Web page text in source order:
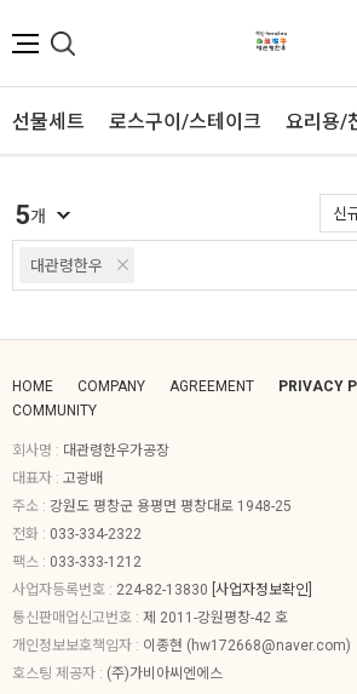
선물세트 로스구이/스테이크 요리용/
대관령한우
5개 신
HOME COMPANY AGREEMENT PRIVACY
COMMUNITY
회사명 : 대관령한우가공장
대표자 : 고광배
주소 : 강원도 평창군 용평면 평창대로 1948-25
전화 : 033-334-2322
팩스 : 033-333-1212
사업자등록번호 : 224-82-13830 [사업자정보확인]
통신판매업신고번호 : 제 2011-강원평창-42 호
개인정보보호책임자 : 이종현 ( hw172668@naver.com)
호스팅 제공자 : (주)가비아씨엔에스